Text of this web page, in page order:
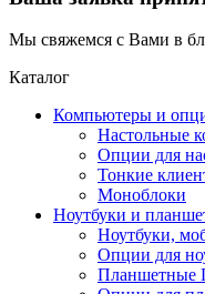
Мы свяжемся с Вами в
Каталог
Компьютеры и
Настольные
Опции для
Тонкие
Моноблоки
Ноутбуки и
Ноутбуки,
Опции для
Планшетные